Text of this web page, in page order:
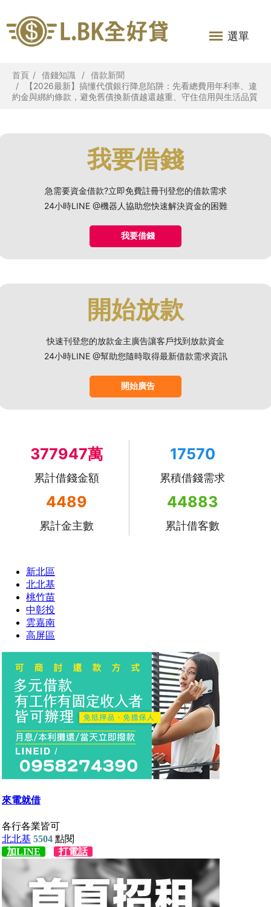
選單
首頁 借錢知識
借款新聞
【2026最新】搞懂代償銀行降息陷阱：先看總費用年利率、違
約金與綁約條款，避免舊債換新債越還越重、守住信用與生活品質
我要借錢
急需要資金借款?立即免費註冊刊登您的借款需求
24小時LINE @機器人協助您快速解決資金的困難
我要借錢
開始放款
快速刊登您的放款金主廣告讓客戶找到放款資金
24小時LINE @幫助您隨時取得最新借款需求資訊
開始廣告
377947萬
累計借錢金額
17570
累積借錢需求
4489
累計金主數
44883
累計借客數